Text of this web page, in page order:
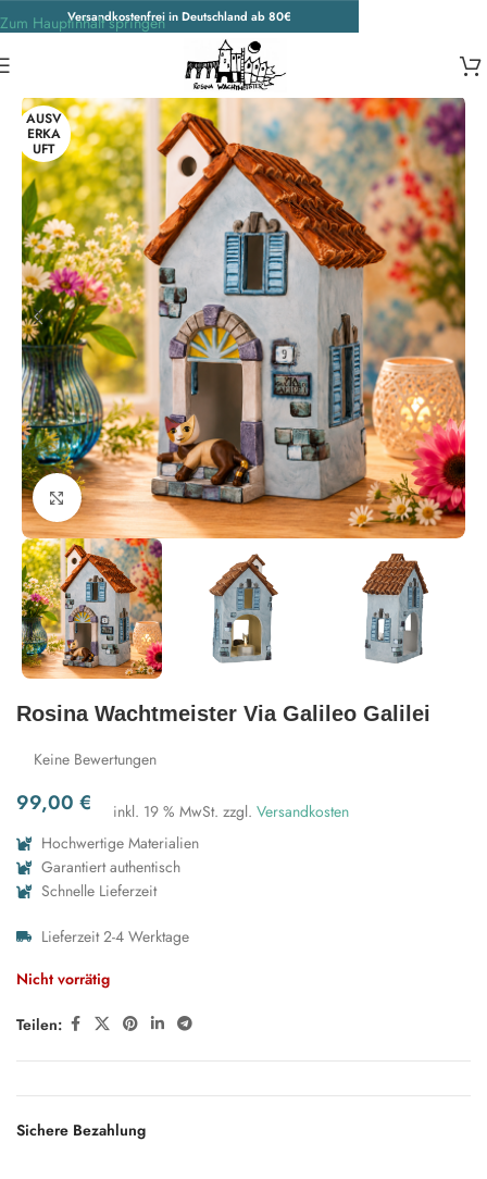
Versandkostenfrei in Deutschland ab 80€
Zum Hauptinhalt springen
AUSV
ERKA
UFT
Zum Vergrößern klicken
Rosina Wachtmeister Via Galileo Galilei
Keine Bewertungen
99,00 € inkl. 19 % MwSt. zzgl. Versandkosten
Hochwertige Materialien
Garantiert authentisch
Schnelle Lieferzeit
Lieferzeit 2-4 Werktage
Nicht vorrätig
Teilen:
Sichere Bezahlung